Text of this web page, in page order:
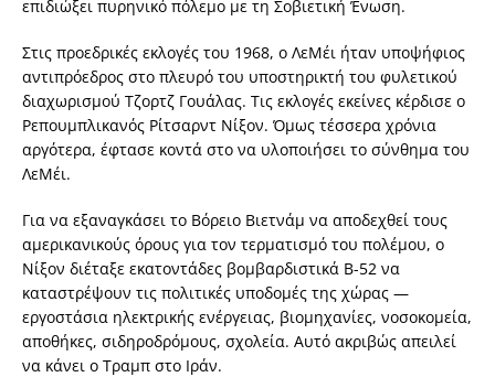
επιδιώξει πυρηνικό πόλεμο με τη Σοβιετική Ένωση.
Στις προεδρικές εκλογές του 1968, ο ΛεΜέι ήταν υποψήφιος
αντιπρόεδρος στο πλευρό του υποστηρικτή του φυλετικού
διαχωρισμού Τζορτζ Γουάλας. Τις εκλογές εκείνες κέρδισε ο
Ρεπουμπλικανός Ρίτσαρντ Νίξον. Όμως τέσσερα χρόνια
αργότερα, έφτασε κοντά στο να υλοποιήσει το σύνθημα του
ΛεΜέι.
Για να εξαναγκάσει το Βόρειο Βιετνάμ να αποδεχθεί τους
αμερικανικούς όρους για τον τερματισμό του πολέμου, ο
Νίξον διέταξε εκατοντάδες βομβαρδιστικά Β-52 να
καταστρέψουν τις πολιτικές υποδομές της χώρας —
εργοστάσια ηλεκτρικής ενέργειας, βιομηχανίες, νοσοκομεία,
αποθήκες, σιδηροδρόμους, σχολεία. Αυτό ακριβώς απειλεί
να κάνει ο Τραμπ στο Ιράν.